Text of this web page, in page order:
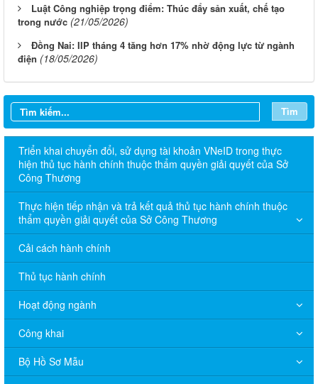
Luật Công nghiệp trọng điểm: Thúc đẩy sản xuất, chế tạo
trong nước (21/05/2026)
Đồng Nai: IIP tháng 4 tăng hơn 17% nhờ động lực từ ngành
điện (18/05/2026)
Tìm
Triển khai chuyển đổi, sử dụng tài khoản VNeID trong thực
hiện thủ tục hành chính thuộc thẩm quyền giải quyết của Sở
Công Thương
Thực hiện tiếp nhận và trả kết quả thủ tục hành chính thuộc
thẩm quyền giải quyết của Sở Công Thương
Cải cách hành chính
Thủ tục hành chính
Hoạt động ngành
Công khai
Bộ Hồ Sơ Mẫu